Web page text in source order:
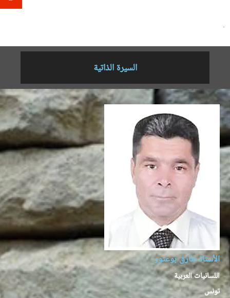
السيرة الذاتية
الأستاذ طارق بوعتور
اللسانيات العربية
تونس